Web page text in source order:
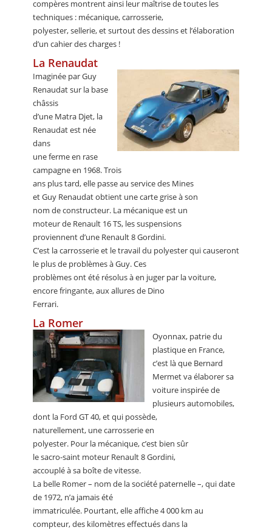
compères montrent ainsi leur maîtrise de toutes les
techniques : mécanique, carrosserie,
polyester, sellerie, et surtout des dessins et l’élaboration
d’un cahier des charges !
La Renaudat
Imaginée par Guy
Renaudat sur la base
châssis
d’une Matra Djet, la
Renaudat est née
dans
une ferme en rase
campagne en 1968. Trois
ans plus tard, elle passe au service des Mines
et Guy Renaudat obtient une carte grise à son
nom de constructeur. La mécanique est un
moteur de Renault 16 TS, les suspensions
proviennent d’une Renault 8 Gordini.
C’est la carrosserie et le travail du polyester qui causeront
le plus de problèmes à Guy. Ces
problèmes ont été résolus à en juger par la voiture,
encore fringante, aux allures de Dino
Ferrari.
La Romer
Oyonnax, patrie du
plastique en France,
c’est là que Bernard
Mermet va élaborer sa
voiture inspirée de
plusieurs automobiles,
dont la Ford GT 40, et qui possède,
naturellement, une carrosserie en
polyester. Pour la mécanique, c’est bien sûr
le sacro-saint moteur Renault 8 Gordini,
accouplé à sa boîte de vitesse.
La belle Romer – nom de la société paternelle –, qui date
de 1972, n’a jamais été
immatriculée. Pourtant, elle affiche 4 000 km au
compteur, des kilomètres effectués dans la